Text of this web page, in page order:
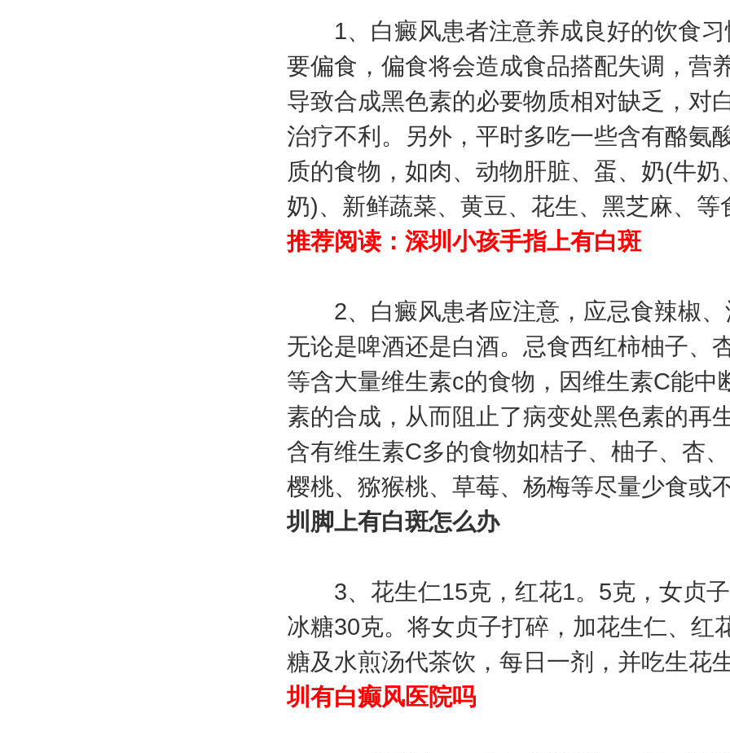
1、白癜风患者注意养成良好的饮食习
要偏食，偏食将会造成食品搭配失调，营
导致合成黑色素的必要物质相对缺乏，对
治疗不利。另外，平时多吃一些含有酪氨
质的食物，如肉、动物肝脏、蛋、奶(牛奶
奶)、新鲜蔬菜、黄豆、花生、黑芝麻、等
推荐阅读： 深圳小孩手指上有白斑
2、白癜风患者应注意，应忌食辣椒、
无论是啤酒还是白酒。忌食西红柿柚子、
等含大量维生素c的食物，因维生素C能中
素的合成，从而阻止了病变处黑色素的再
含有维生素C多的食物如桔子、柚子、杏
樱桃、猕猴桃、草莓、杨梅等尽量少食或
圳脚上有白斑怎么办
3、花生仁15克，红花1。5克，女贞
冰糖30克。将女贞子打碎，加花生仁、红
糖及水煎汤代茶饮，每日一剂，并吃生花
圳有白癫风医院吗